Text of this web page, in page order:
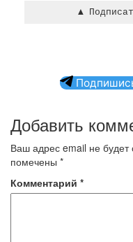
Добавить
Ваш адрес email не будет
помечены *
Комментарий *